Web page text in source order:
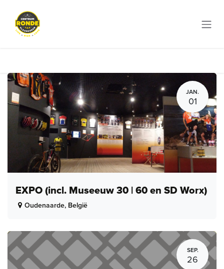
JAN.
01
EXPO (incl. Museeuw 30 | 60 en SD Worx)
Oudenaarde, België
SEP.
26